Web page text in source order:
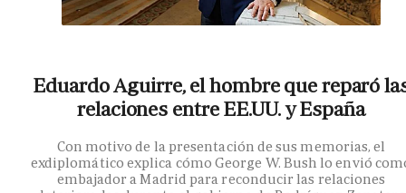
Eduardo Aguirre, el hombre que reparó
relaciones entre EE.UU. y España
Con motivo de la presentación de sus memorias, el
exdiplomático explica cómo George W. Bush lo envió
embajador a Madrid para reconducir las relaciones